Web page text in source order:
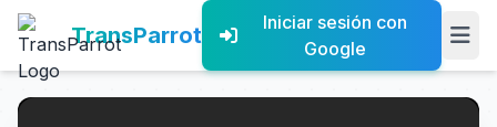
TransParrot
Iniciar sesión con
Google